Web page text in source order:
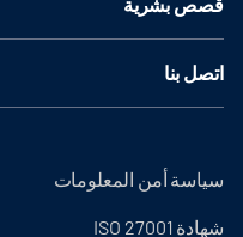
قصص بشرية
اتصل بنا
سياسة أمن المعلومات
شهادة ISO 27001